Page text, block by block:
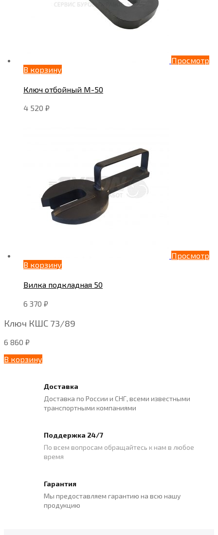
Просмотр
В корзину
Ключ отбойный М-50
4 520 ₽
Просмотр
В корзину
Вилка подкладная 50
6 370 ₽
Ключ КШС 73/89
6 860 ₽
В корзину
Доставка
Доставка по России и СНГ, всеми известными
транспортными компаниями
Поддержка 24/7
По всем вопросам обращайтесь к нам в любое
время
Гарантия
Мы предоставляем гарантию на всю нашу
продукцию